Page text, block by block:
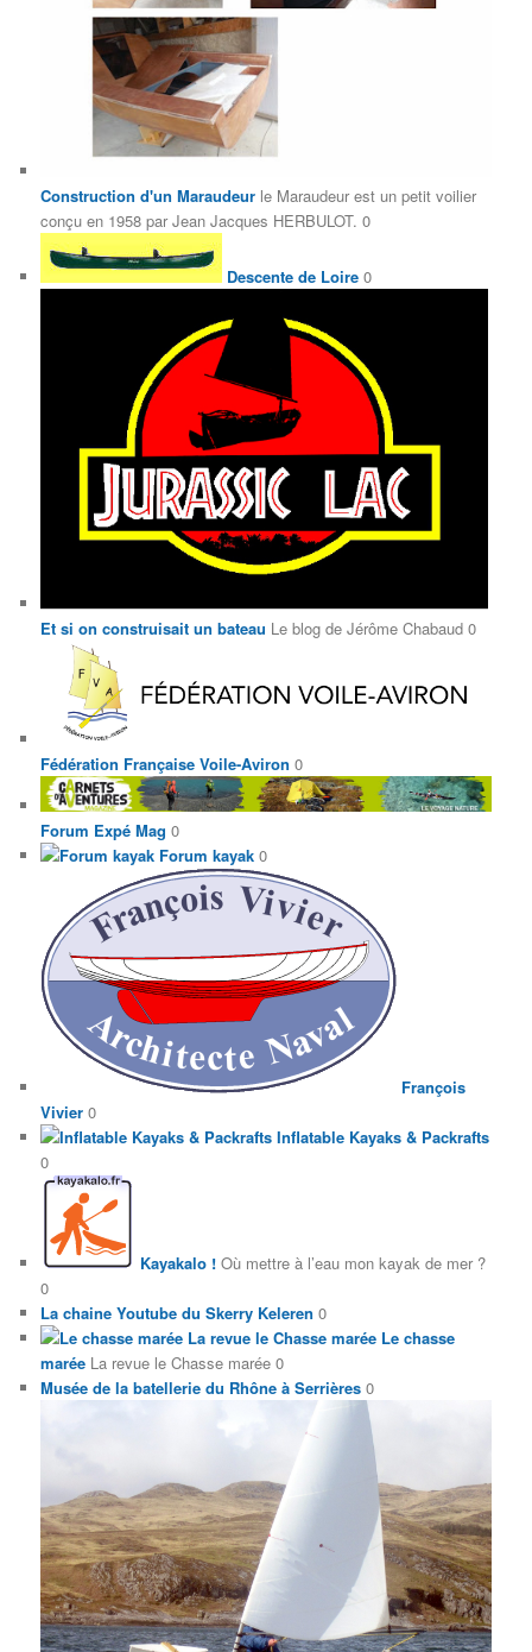
Construction d'un Maraudeur le Maraudeur est un petit voilier
conçu en 1958 par Jean Jacques HERBULOT. 0
Descente de Loire 0
Et si on construisait un bateau Le blog de Jérôme Chabaud 0
Fédération Française Voile-Aviron 0
Forum Expé Mag 0
Forum kayak 0
François
Vivier 0
Inflatable Kayaks & Packrafts
0
Kayakalo ! Où mettre à l’eau mon kayak de mer ?
0
La chaine Youtube du Skerry Keleren 0
Le chasse
marée La revue le Chasse marée 0
Musée de la batellerie du Rhône à Serrières 0